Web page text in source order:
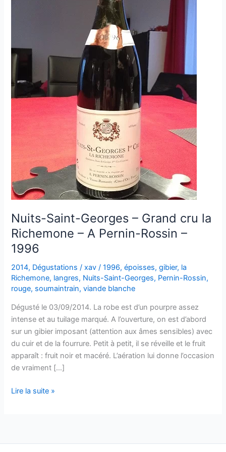
Nuits-Saint-Georges – Grand cru la
Richemone – A Pernin-Rossin –
1996
2014, Dégustations /xav/1996,époisses,gibier, la
Richemone, langres, Nuits-Saint-Georges, Pernin-Rossin,
rouge, soumaintrain,viande blanche
Dégusté le 03/09/2014. La robe est d’un pourpre assez
intense et au tuilage marqué. A l’ouverture, on est d’abord
sur un gibier imposant (attention aux âmes sensibles) avec
du cuir et de la fourrure. Petit à petit, il se réveille et le fruit
apparaît : fruit noir et macéré. L’aération lui donne l’occasion
de vraiment […]
Nuits-
Lire la suite »